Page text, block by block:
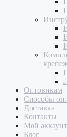
крепеж
Оптовикам
Способы
Доставка
Контакты
Мой аккаунт
Блог